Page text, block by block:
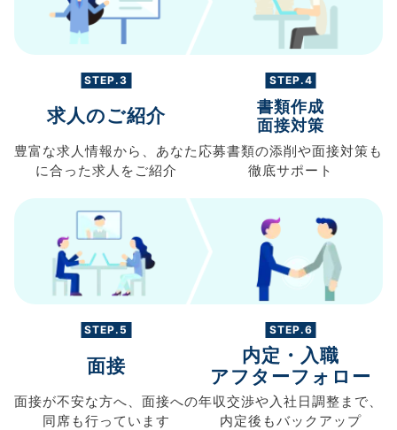
STEP.3
求人のご紹介
豊富な求人情報から、 あなた
に合った求人を ご紹介
STEP.4
書類作成
面接対策
応募書類の添削や面接対策も
徹底サポート
STEP.5
面接
面接が不安な方へ、 面接への
同席も行っています
STEP.6
内定・入職
アフターフォロー
年収交渉や入社日調整まで、
内定後もバックアップ